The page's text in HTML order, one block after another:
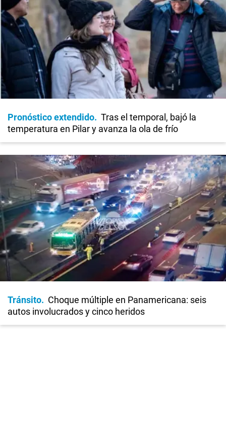
Pronóstico extendido
Tras el temporal, bajó la
temperatura en Pilar y avanza la ola de frío
Tránsito
Choque múltiple en Panamericana: seis
autos involucrados y cinco heridos